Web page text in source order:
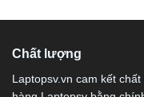
Chất lượng
Laptopsv.vn cam kết